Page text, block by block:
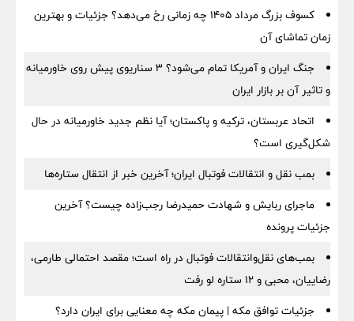
کسوف بزرگ مرداد ۱۴۰۵ چه زمانی رخ می‌دهد؟ جزئیات و بهترین
زمان تماشای آن
جنگ ایران و آمریکا تمام می‌شود؟ ۳ سناریوی پیش روی خاورمیانه
و تاثیر آن بر بازار ایران
اتحاد عربستان، ترکیه و پاکستان؛ آیا نظم جدید خاورمیانه در حال
شکل‌گیری است؟
بمب نقل‌ و انتقالات فوتبال ایران؛ آخرین خبر از انتقال ستاره‌ها
ماجرای ربایش و شهادت حمیدرضا رجب‌زاده چیست؟ آخرین
جزئیات پرونده
بمب‌های نقل‌وانتقالات فوتبال در راه است؛ مقصد احتمالی طارمی،
رضاییان، محبی و ۱۲ ستاره لو رفت
جزئیات توافق مکه | پیمان مکه چه معنایی برای ایران دارد؟